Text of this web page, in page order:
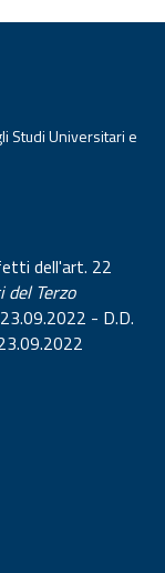
Studi Universitari e
dell'art. 22
Terzo
- D.D.